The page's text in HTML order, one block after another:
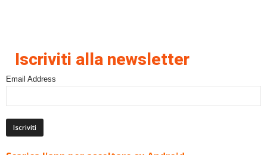
Iscriviti alla newsletter
Email Address